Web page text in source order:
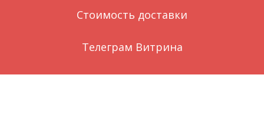
Стоимость доставки
Телеграм Витрина
Заказ через WhatsApp